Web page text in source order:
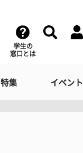
学生の
窓口とは
特集 イベント